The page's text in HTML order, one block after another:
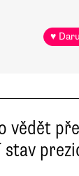
♥
vědět